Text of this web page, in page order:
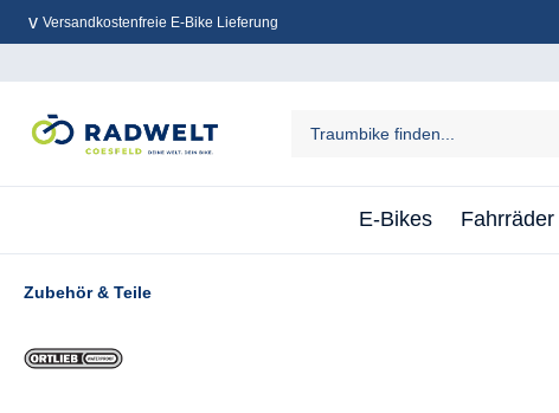
springen
Versandkostenfreie E-Bike Lieferung
E-Bikes Fahrräder
Zubehör & Teile